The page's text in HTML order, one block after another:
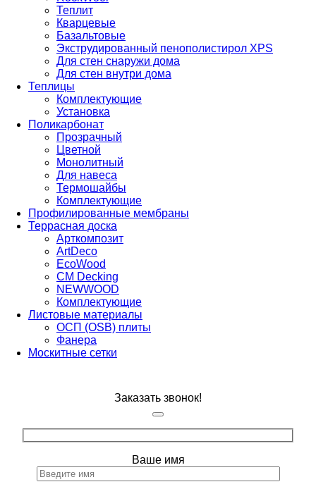
Теплит
Кварцевые
Базальтовые
Экструдированный пенополистирол XPS
Для стен снаружи дома
Для стен внутри дома
Теплицы
Комплектующие
Установка
Поликарбонат
Прозрачный
Цветной
Монолитный
Для навеса
Термошайбы
Комплектующие
Профилированные мембраны
Террасная доска
Арткомпозит
ArtDeco
EcoWood
CM Decking
NEWWOOD
Комплектующие
Листовые материалы
ОСП (OSB) плиты
Фанера
Москитные сетки
Заказать звонок!
Ваше имя